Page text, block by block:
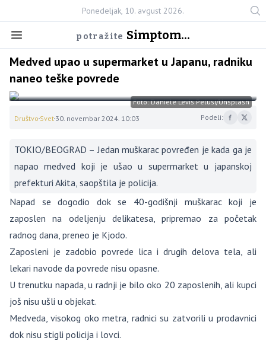
Ponedeljak, 10. avgust 2026.
potražite Simptom...
Medved upao u supermarket u Japanu, radniku
naneo teške povrede
Foto: Daniele Levis Pelusi/Unsplash
Društvo Svet 30. novembar 2024. 10:03 Podeli:
TOKIO/BEOGRAD – Jedan muškarac povređen je kada ga je
napao medved koji je ušao u supermarket u japanskoj
prefekturi Akita, saopštila je policija.
Napad se dogodio dok se 40-godišnji muškarac koji je
zaposlen na odeljenju delikatesa, pripremao za početak
radnog dana, preneo je Kjodo.
Zaposleni je zadobio povrede lica i drugih delova tela, ali
lekari navode da povrede nisu opasne.
U trenutku napada, u radnji je bilo oko 20 zaposlenih, ali kupci
još nisu ušli u objekat.
Medveda, visokog oko metra, radnici su zatvorili u prodavnici
dok nisu stigli policija i lovci.